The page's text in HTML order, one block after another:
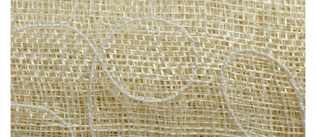
LIMITERADE
UTGÅENDE